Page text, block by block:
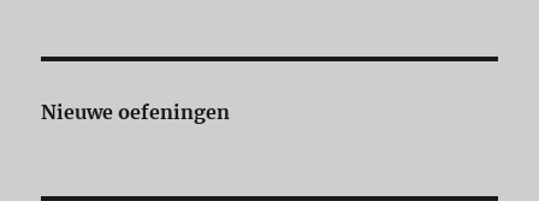
Nieuwe oefeningen